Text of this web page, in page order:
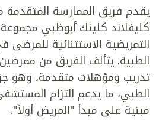
يقدم فريق الممارسة
كليفلاند كلينك أبوظبي
التمريضية الاستثنائية
الطبية. يتألف الفريق من
تدريب ومؤهلات متقدمة، وهو
الطبي، ما يدعم التزام
مبنية على مبدأ "المريض أولاً".